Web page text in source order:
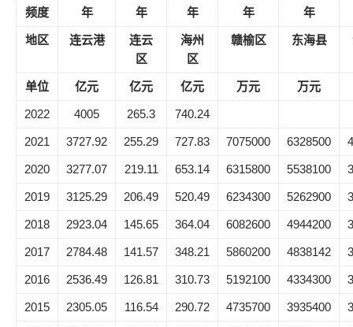
频度 年 年 年 年 年
地区 连云港
连云
区
海州
区
赣榆区 东海县
单位 亿元 亿元 亿元 万元 万元
2022 4005 265.3 740.24
2021 3727.92 255.29 727.83 7075000 6328500
2020 3277.07 219.11 653.14 6315800 5538100
2019 3125.29 206.49 520.49 6234300 5262900
2018 2923.04 145.65 364.04 6082600 4944200
2017 2784.48 141.57 348.21 5860200 4838142
2016 2536.49 126.81 310.73 5192100 4334300
2015 2305.05 116.54 290.72 4735700 3935400